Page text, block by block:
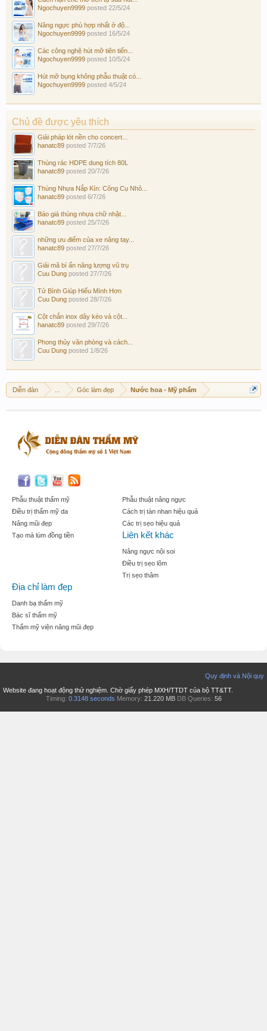
Ngochuyen9999 posted 22/5/24
Nâng ngực phù hợp nhất ở độ...
Ngochuyen9999 posted 16/5/24
Các công nghệ hút mỡ tiên tiến...
Ngochuyen9999 posted 10/5/24
Hút mỡ bụng không phẫu thuật có...
Ngochuyen9999 posted 4/5/24
Chủ đề được yêu thích
Giải pháp lót nền cho concert...
hanatc89 posted 7/7/26
Thùng rác HDPE dung tích 80L
hanatc89 posted 20/7/26
Thùng Nhựa Nắp Kín: Công Cụ Nhỏ...
hanatc89 posted 6/7/26
Báo giá thùng nhựa chữ nhật...
hanatc89 posted 25/7/26
những ưu điểm của xe nâng tay...
hanatc89 posted 27/7/26
Giải mã bí ẩn năng lượng vũ trụ
Cuu Dung posted 27/7/26
Tử Bình Giúp Hiểu Mình Hơn
Cuu Dung posted 28/7/26
Cột chắn inox dây kéo và cột...
hanatc89 posted 29/7/26
Phong thủy văn phòng và cách...
Cuu Dung posted 1/8/26
Diễn đàn Góc làm đẹp Nước hoa - Mỹ phẩm
Phẫu thuật thẩm mỹ
Điều trị thẩm mỹ da
Nâng mũi đẹp
Tạo mà lúm đồng tiền
Phẫu thuật nâng ngực
Cách trị tàn nhan hiệu quả
Các trị sẹo hiệu quả
Liên kết khác
Nâng ngực nội soi
Điều trị sẹo lõm
Trị sẹo thâm
Địa chỉ làm đẹp
Danh bạ thẩm mỹ
Bác sĩ thẩm mỹ
Thẩm mỹ viện nâng mũi đẹp
Quy định và Nội quy
Website đang hoạt động thử nghiệm. Chờ giấy phép MXH/TTDT của bộ TT&TT.
Timing: 0.3148 seconds Memory: 21.220 MB DB Queries: 56